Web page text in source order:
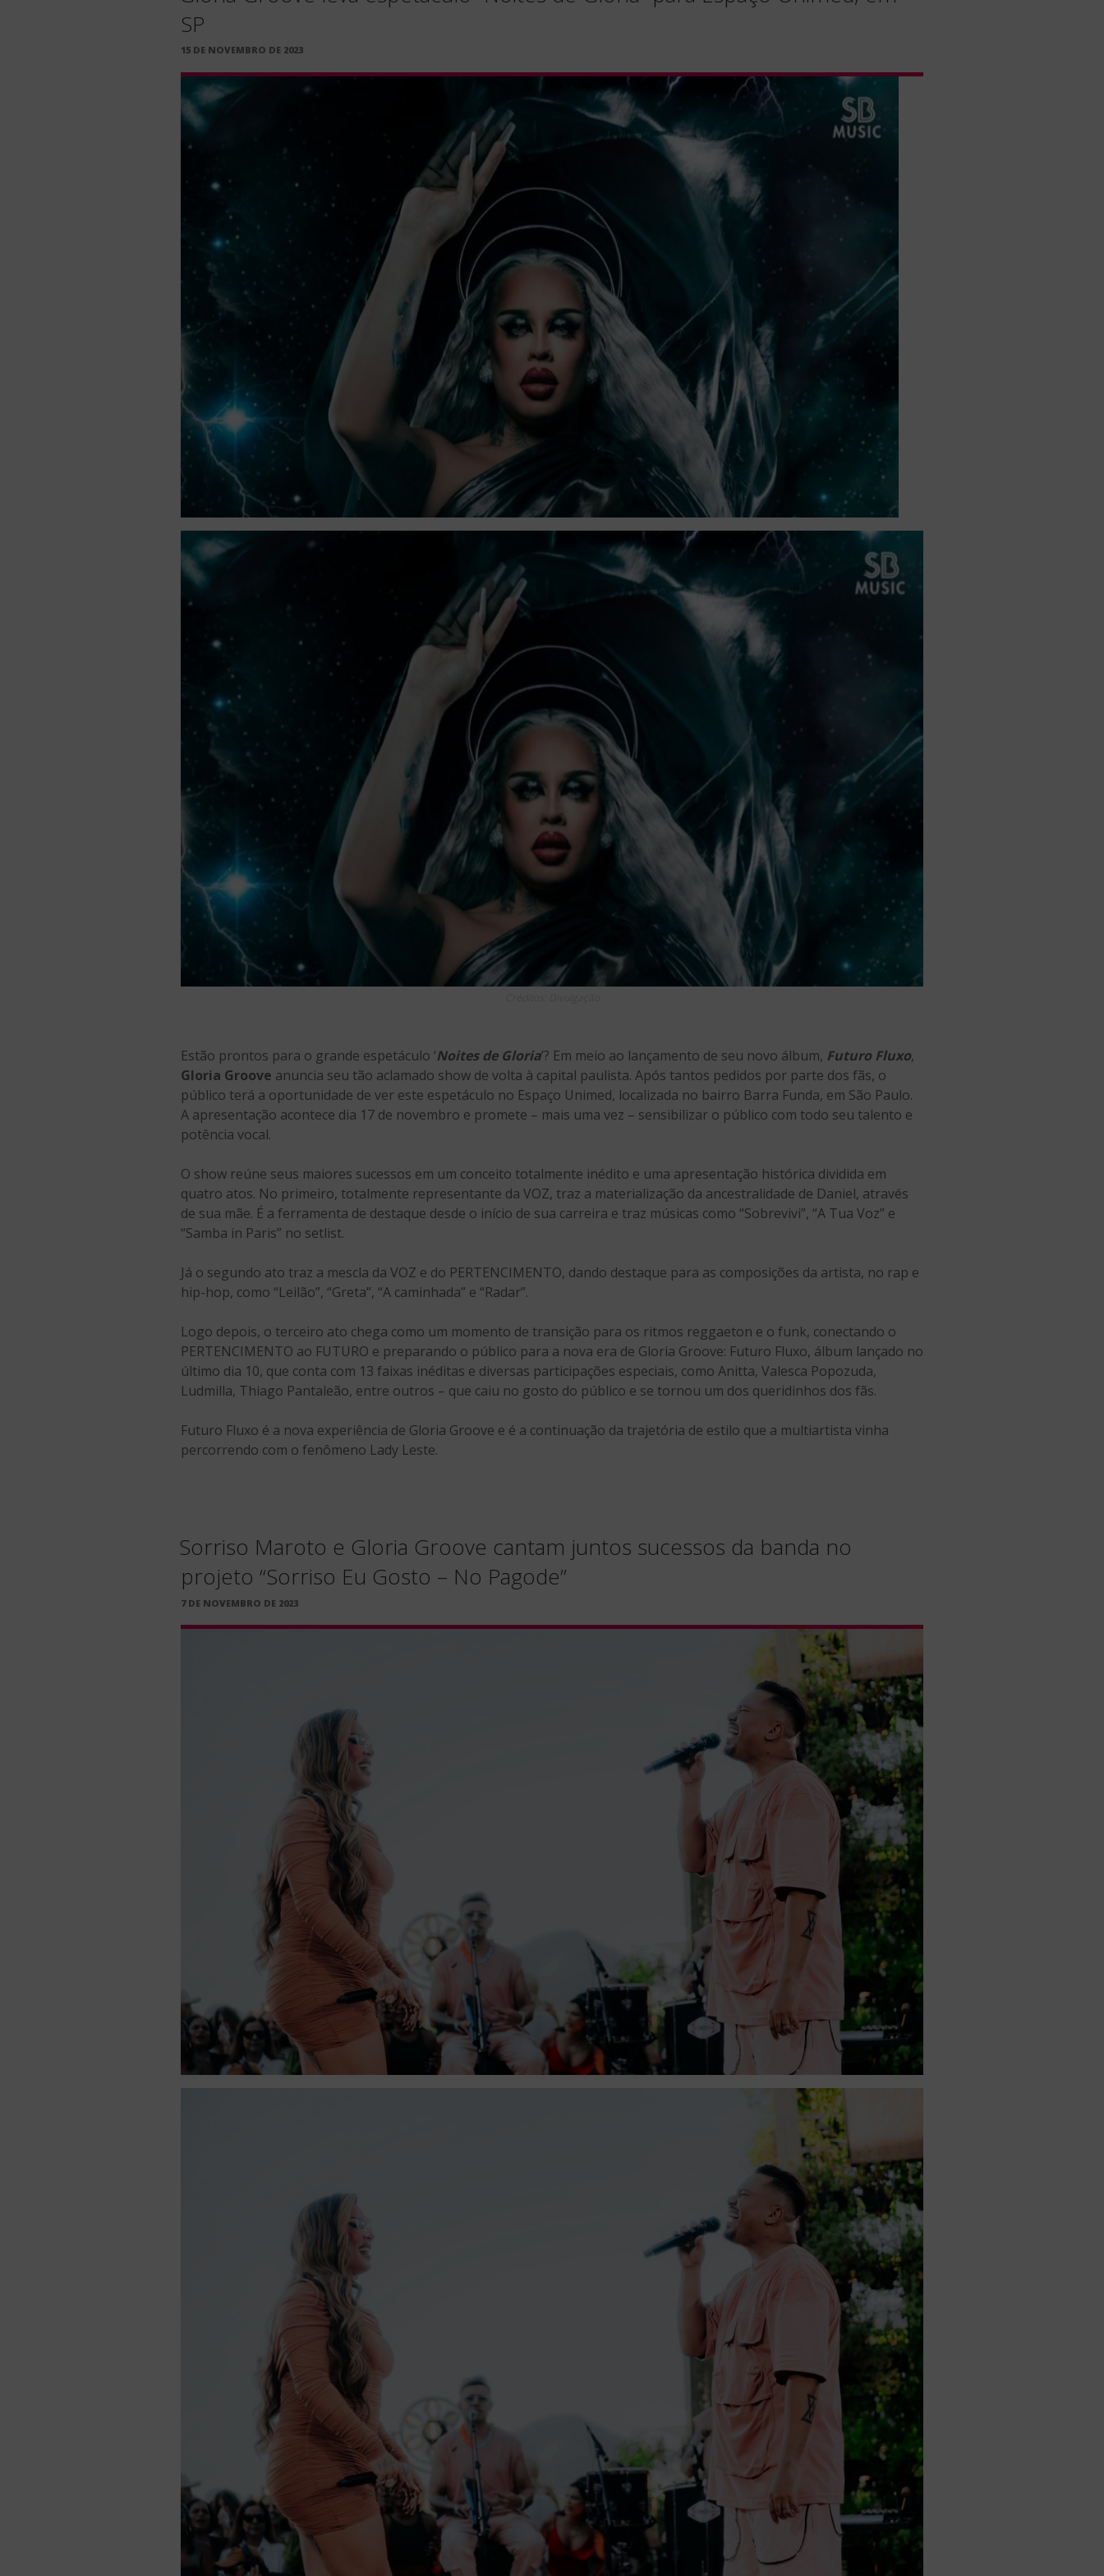
SP
PUBLICADO
15 DE NOVEMBRO DE 2023
Estão prontos para o grande espetáculo ‘Noites de Gloria’? Em meio ao lançamento de seu novo álbum, Futuro Fluxo,
Gloria Groove anuncia seu tão aclamado show de volta à capital paulista. Após tantos pedidos por parte dos fãs, o
público terá a oportunidade de ver este espetáculo no Espaço Unimed, localizada no bairro Barra Funda, em São Paulo.
A apresentação acontece dia 17 de novembro e promete – mais uma vez – sensibilizar o público com todo seu talento e
potência vocal.
O show reúne seus maiores sucessos em um conceito totalmente inédito e uma apresentação histórica dividida em
quatro atos. No primeiro, totalmente representante da VOZ, traz a materialização da ancestralidade de Daniel, através
de sua mãe. É a ferramenta de destaque desde o início de sua carreira e traz músicas como “Sobrevivi”, “A Tua Voz” e
“Samba in Paris” no setlist.
Já o segundo ato traz a mescla da VOZ e do PERTENCIMENTO, dando destaque para as composições da artista, no rap e
hip-hop, como “Leilão”, “Greta”, “A caminhada” e “Radar”.
Logo depois, o terceiro ato chega como um momento de transição para os ritmos reggaeton e o funk, conectando o
PERTENCIMENTO ao FUTURO e preparando o público para a nova era de Gloria Groove: Futuro Fluxo, álbum lançado no
último dia 10, que conta com 13 faixas inéditas e diversas participações especiais, como Anitta, Valesca Popozuda,
Ludmilla, Thiago Pantaleão, entre outros – que caiu no gosto do público e se tornou um dos queridinhos dos fãs.
Futuro Fluxo é a nova experiência de Gloria Groove e é a continuação da trajetória de estilo que a multiartista vinha
percorrendo com o fenômeno Lady Leste.
Sorriso Maroto e Gloria Groove cantam juntos sucessos da banda no
projeto “Sorriso Eu Gosto – No Pagode”
PUBLICADO
7 DE NOVEMBRO DE 2023